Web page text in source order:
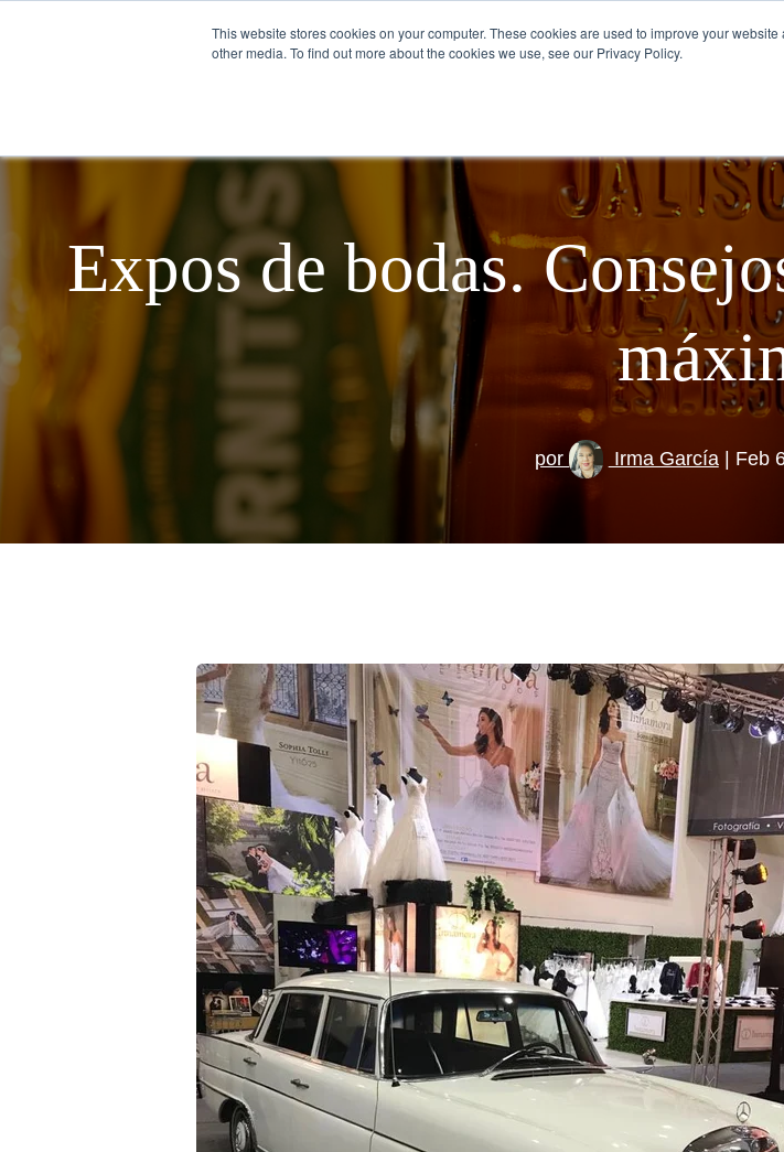
This website stores cookies on your computer. These cookies are used to improve your
other media. To find out more about the cookies we use, see our Privacy Policy.
Español SOBRE NOSOTROS VISÍTANOS
Expos de bodas.
por Irma García| Feb